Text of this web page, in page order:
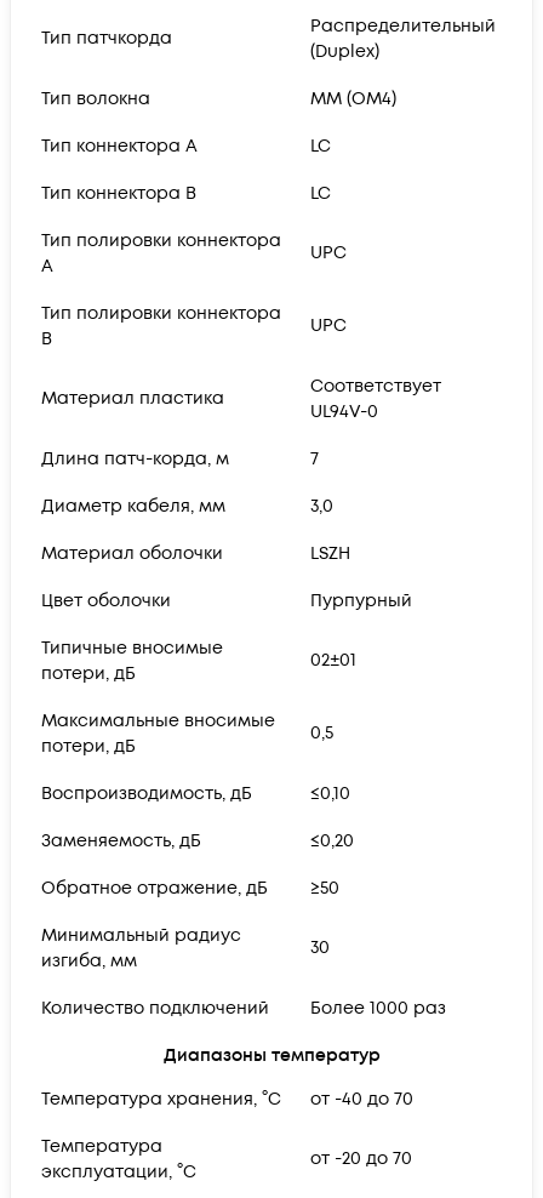
Тип патчкорда
Распределительный
(Duplex)
Тип волокна MM (OM4)
Тип коннектора A LC
Тип коннектора B LC
Тип полировки коннектора
A
UPC
Тип полировки коннектора
B
UPC
Материал пластика
Соответствует
UL94V-0
Длина патч-корда, м 7
Диаметр кабеля, мм 3,0
Материал оболочки LSZH
Цвет оболочки Пурпурный
Типичные вносимые
потери, дБ
02±01
Максимальные вносимые
потери, дБ
0,5
Воспроизводимость, дБ ≤0,10
Заменяемость, дБ ≤0,20
Обратное отражение, дБ ≥50
Минимальный радиус
изгиба, мм
30
Количество подключений Более 1000 раз
Диапазоны температур
Температура хранения, °C
от -40 до 70
Температура
эксплуатации, °C
от -20 до 70